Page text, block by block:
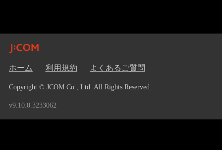
ホーム 利用規約 よくあるご質問
Copyright © JCOM Co., Ltd. All Rights Reserved.
v9.10.0.3233062